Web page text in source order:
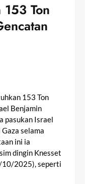
153 Ton
153 Ton
Benjamin
pasukan Israel
selama
ini ia
dingin Knesset
10/2025), seperti